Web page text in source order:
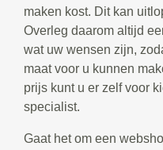
maken kost. Dit kan
Overleg daarom altijd
wat uw wensen zijn,
maat voor u kunnen
prijs kunt u er zelf voor
specialist.
Gaat het om een